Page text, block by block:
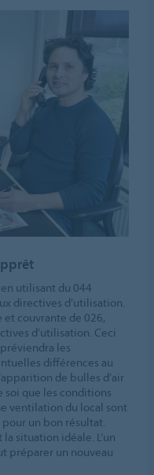
utilisant du 044
directives d’utilisation.
couvrante de 026,
d’utilisation. Ceci
les
différences au
de bulles d’air
soi que les conditions
ventilation du local sont
un bon résultat.
situation idéale. L’un
préparer un nouveau